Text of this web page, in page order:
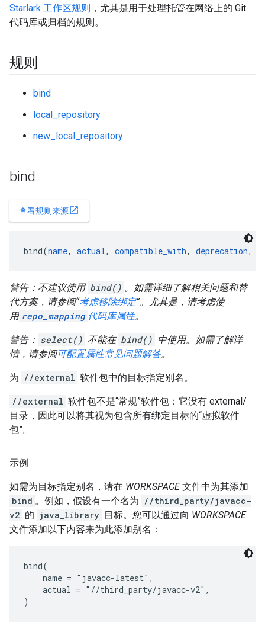
Starlark 工作区规则 ，尤其是用于处理托管在网络上的 Git
代码库或归档的规则。
规则
bind
local_repository
new_local_repository
bind
查看规则来源open_in_new
bind(name, actual, compatible_with, deprecation,
警告：不建议使用 bind() 。如需详细了解相关问题和替
代方案，请参阅“考虑移除绑定”。尤其是，请考虑使
用 repo_mapping 代码库属性。
警告： select() 不能在 bind() 中使用。如需了解详
情，请参阅可配置属性常见问题解答。
为 //external 软件包中的目标指定别名。
//external 软件包不是“常规”软件包：它没有 external/
目录，因此可以将其视为包含所有绑定目标的“虚拟软件
包”。
示例
如需为目标指定别名，请在 WORKSPACE文件中为其添加
bind 。例如，假设有一个名为 //third_party/javacc-
v2 的 java_library 目标。您可以通过向 WORKSPACE
文件添加以下内容来为此添加别名：
bind(
    name = "javacc-latest",
    actual = "//third_party/javacc-v2",